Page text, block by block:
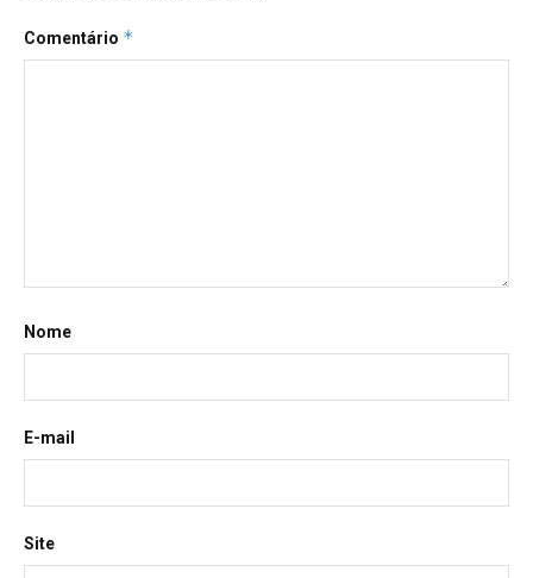
Comentário *
Nome
E-mail
Site